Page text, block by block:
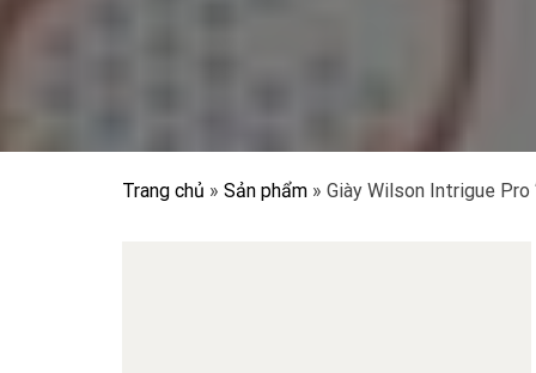
Trang chủ » Sản phẩm » Giày Wilson Intrigue Pro